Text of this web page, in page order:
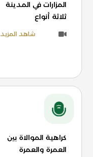
المزارات في المدينة
ثلاثة أنواع
شاهد المزيد
كراهية الموالاة بين
العمرة والعمرة